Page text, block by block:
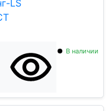
В наличии